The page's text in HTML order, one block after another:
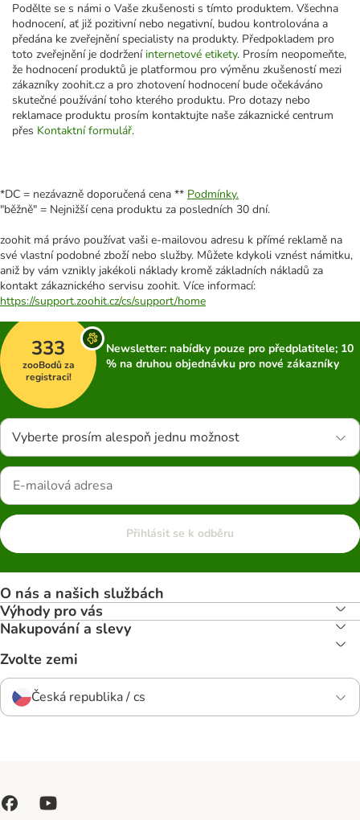
Podělte se s námi o Vaše zkušenosti s tímto produktem. Všechna
hodnocení, ať již pozitivní nebo negativní, budou kontrolována a
předána ke zveřejnění specialisty na produkty. Předpokladem pro
toto zveřejnění je dodržení internetové etikety. Prosím neopomeňte,
že hodnocení produktů je platformou pro výměnu zkušeností mezi
zákazníky zoohit.cz a pro zhotovení hodnocení bude očekáváno
skutečné používání toho kterého produktu. Pro dotazy nebo
reklamace produktu prosím kontaktujte naše zákaznické centrum
přes Kontaktní formulář.
*DC = nezávazně doporučená cena ** Podmínky.
"běžně" = Nejnižší cena produktu za posledních 30 dní.
zoohit má právo používat vaši e-mailovou adresu k přímé reklamě na
své vlastní podobné zboží nebo služby. Můžete kdykoli vznést námitku,
aniž by vám vznikly jakékoli náklady kromě základních nákladů za
kontakt zákaznického servisu zoohit. Více informací:
https://support.zoohit.cz/cs/support/home
333
zooBodů za
registraci!
Newsletter: nabídky pouze pro předplatitele; 10
% na druhou objednávku pro nové zákazníky
Vyberte prosím alespoň jednu možnost
Přihlásit se k odběru
O nás a našich službách
Výhody pro vás
Nakupování a slevy
Zvolte zemi
Česká republika / cs